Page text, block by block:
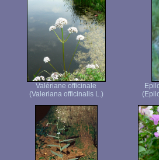
Valériane officinale
(Valeriana officinalis L.)